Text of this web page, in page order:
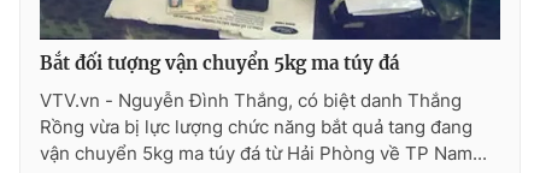
VTV4 Vươn mình bằng AI
VTV9 VTV8
Liên hệ tòa soạn English
Bắt đối tượng vận chuyển 5kg ma túy đá
VTV.vn - Nguyễn Đình Thắng, có biệt danh Thắng
Rồng vừa bị lực lượng chức năng bắt quả tang đang
vận chuyển 5kg ma túy đá từ Hải Phòng về TP Nam...